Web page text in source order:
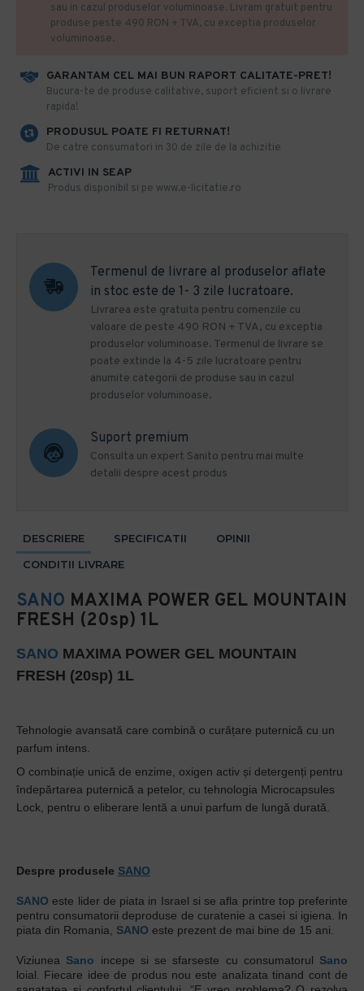
GARANTAM CEL MAI BUN RAPORT CALITATE-PRET!
​Bucura-te de produse calitative, suport eficient si o livrare
rapida!
PRODUSUL POATE FI RETURNAT!
De catre consumatori in 30 de zile de la achizitie
ACTIVI IN SEAP
Produs disponibil si pe www.e-licitatie.ro
sau in cazul produselor voluminoase. Livram gratuit pentru
produse peste 490 RON + TVA, cu exceptia produselor
voluminoase.
Termenul de livrare al produselor aflate
in stoc este de 1- 3 zile lucratoare.
Livrarea este gratuita pentru comenzile cu
valoare de peste 490 RON + TVA, cu exceptia
produselor voluminoase. Termenul de livrare se
poate extinde la 4-5 zile lucratoare pentru
anumite categorii de produse sau in cazul
produselor voluminoase.
Suport premium
Consulta un expert Sanito pentru mai multe
detalii despre acest produs
DESCRIERE SPECIFICATII
OPINII
CONDITII LIVRARE
SANO MAXIMA POWER GEL MOUNTAIN
FRESH (20sp) 1L
SANO MAXIMA POWER GEL MOUNTAIN
FRESH (20sp) 1L
Tehnologie avansată care combină o curățare puternică cu un
parfum intens.
O combinație unică de enzime, oxigen activ și detergenți pentru
îndepărtarea puternică a petelor, cu tehnologia Microcapsules
Lock, pentru o eliberare lentă a unui parfum de lungă durată.
Despre produsele SANO
SANO este lider de piata in Israel si se afla printre top preferinte
pentru consumatorii deproduse de curatenie a casei si igiena. In
piata din Romania, SANO este prezent de mai bine de 15 ani.
Viziunea Sano incepe si se sfarseste cu consumatorul Sano
loial. Fiecare idee de produs nou este analizata tinand cont de